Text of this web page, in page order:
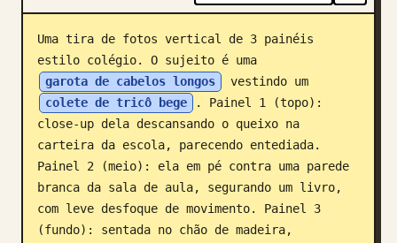
Blogue
Atualizações
Uma tira de fotos vertical de 3 painéis
estilo colégio. O sujeito é uma
garota de cabelos longos
vestindo um
colete de tricô bege
. Painel 1 (topo):
close-up dela descansando o queixo na
carteira da escola, parecendo entediada.
Painel 2 (meio): ela em pé contra uma parede
branca da sala de aula, segurando um livro,
com leve desfoque de movimento. Painel 3
(fundo): sentada no chão de madeira,